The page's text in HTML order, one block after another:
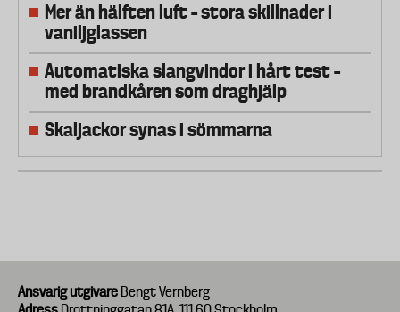
Mer än hälften luft – stora skillnader i
vaniljglassen
Automatiska slangvindor i hårt test –
med brandkåren som draghjälp
Skaljackor synas i sömmarna
Ansvarig utgivare Bengt Vernberg